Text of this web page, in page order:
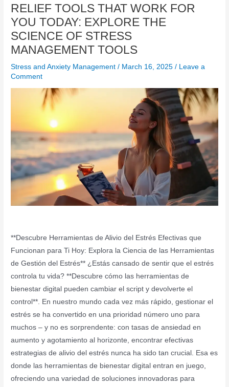
RELIEF TOOLS THAT WORK FOR
YOU TODAY: EXPLORE THE
SCIENCE OF STRESS
MANAGEMENT TOOLS
Stress and Anxiety Management / March 16, 2025/ Leave a
Comment
**Descubre Herramientas de Alivio del Estrés Efectivas que
Funcionan para Ti Hoy: Explora la Ciencia de las Herramientas
de Gestión del Estrés** ¿Estás cansado de sentir que el estrés
controla tu vida? **Descubre cómo las herramientas de
bienestar digital pueden cambiar el script y devolverte el
control**. En nuestro mundo cada vez más rápido, gestionar el
estrés se ha convertido en una prioridad número uno para
muchos – y no es sorprendente: con tasas de ansiedad en
aumento y agotamiento al horizonte, encontrar efectivas
estrategias de alivio del estrés nunca ha sido tan crucial. Esa es
donde las herramientas de bienestar digital entran en juego,
ofreciendo una variedad de soluciones innovadoras para